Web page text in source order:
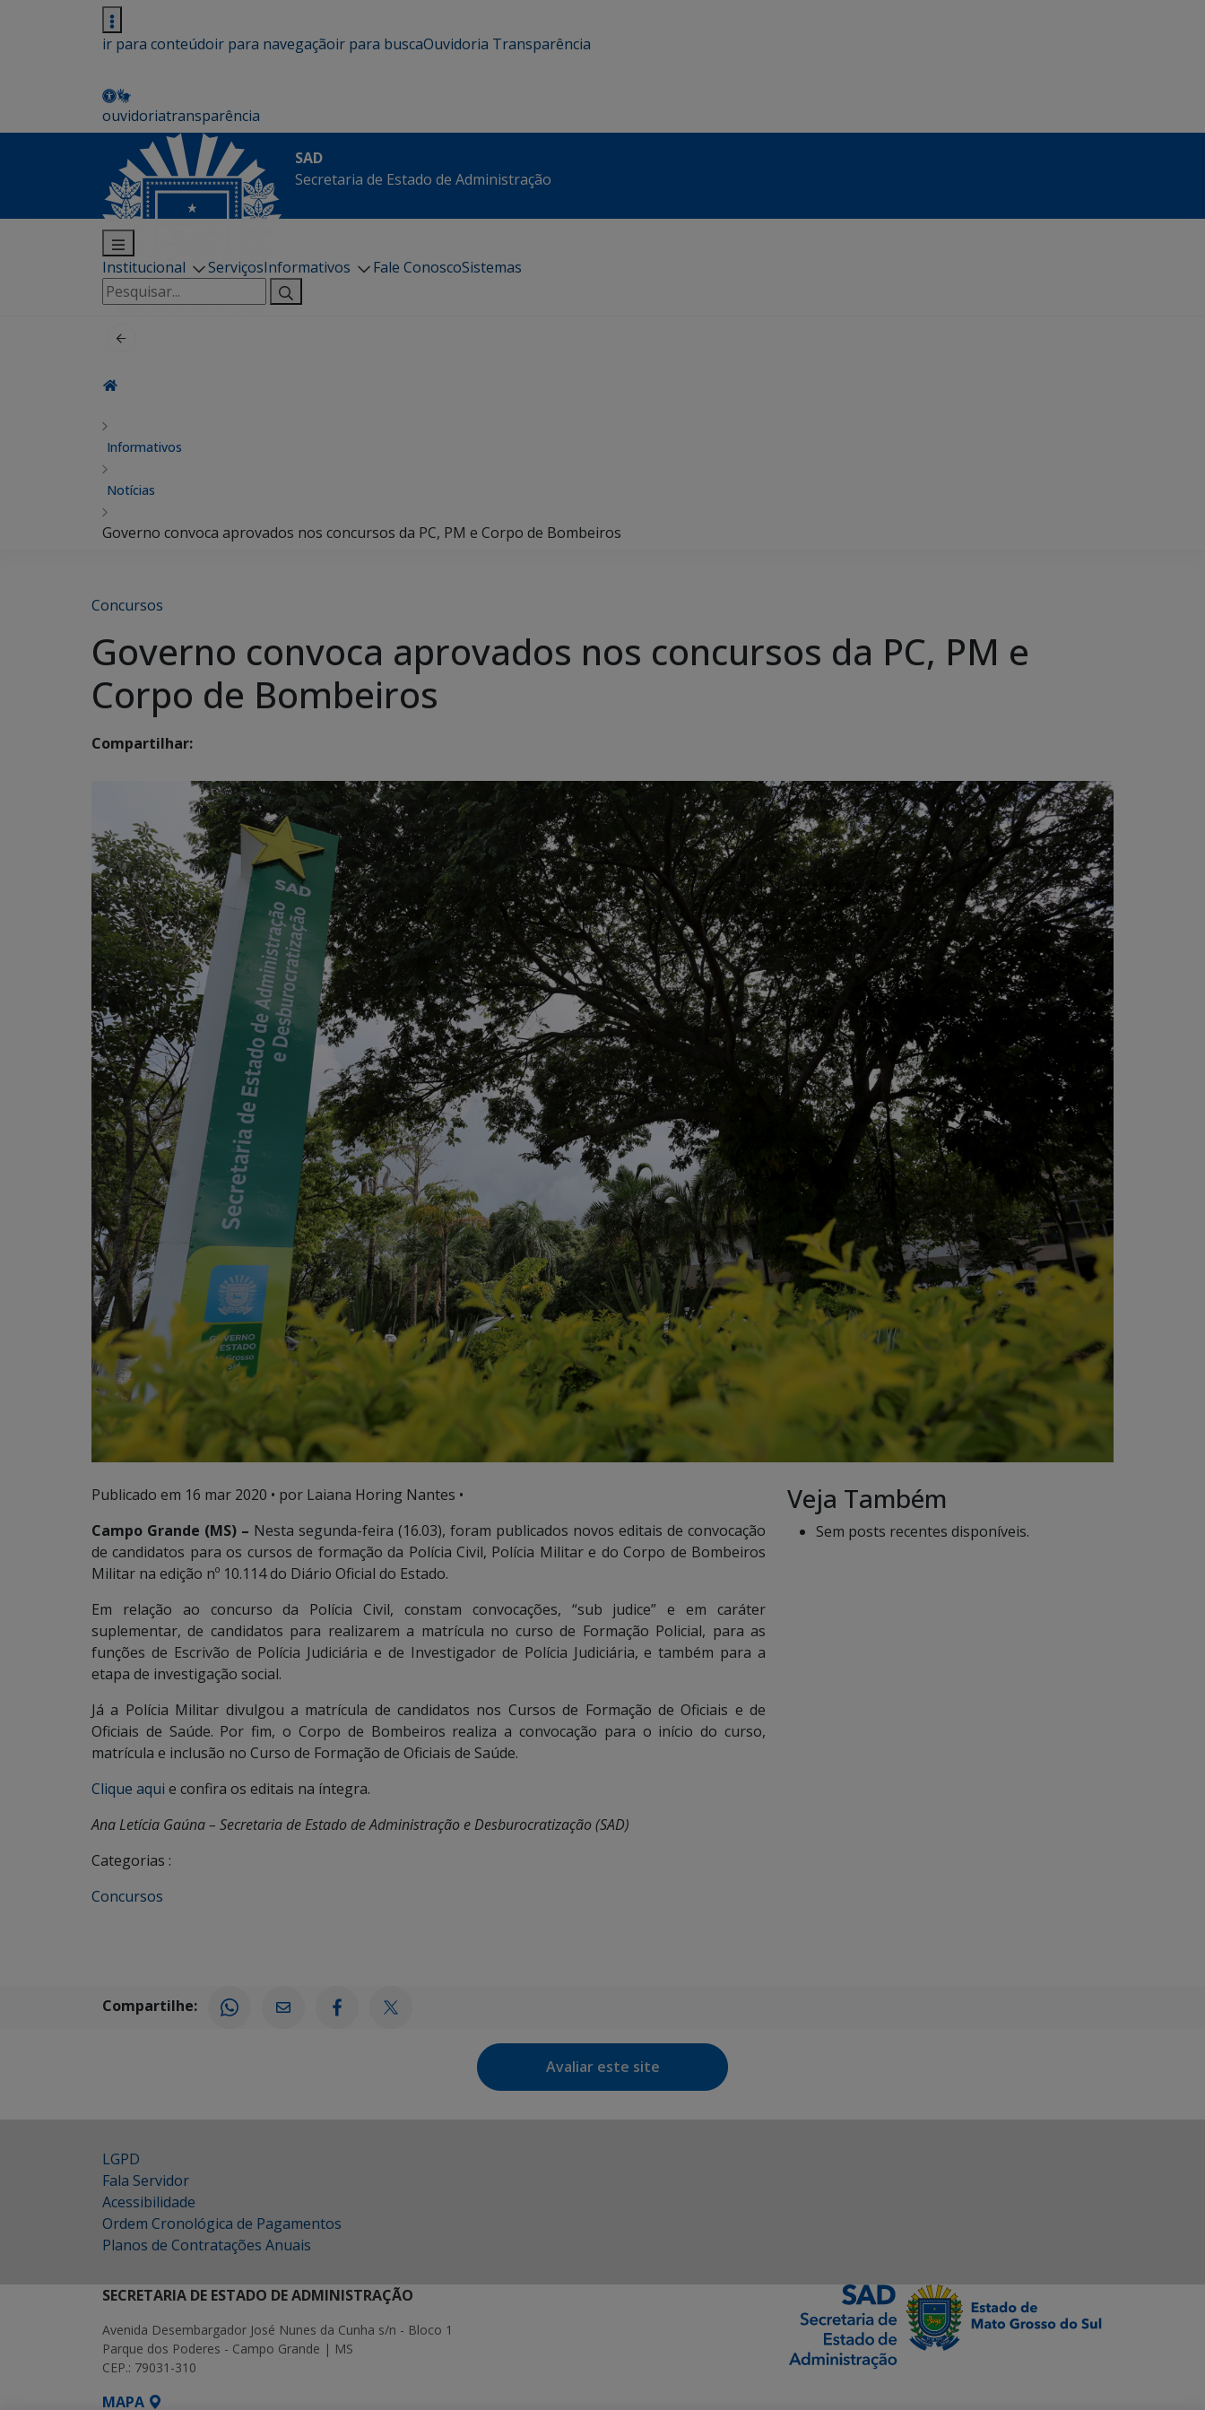
ir para conteúdoir para navegaçãoir para buscaOuvidoria Transparência
ouvidoriatransparência
SAD
Secretaria de Estado de Administração
Institucional ServiçosInformativos Fale ConoscoSistemas
Pesquisar
por:
Informativos
Notícias
Governo convoca aprovados nos concursos da PC, PM e Corpo de Bombeiros
Concursos
Governo convoca aprovados nos concursos da PC, PM e
Corpo de Bombeiros
Compartilhar:
Publicado em 16 mar 2020 • por Laiana Horing Nantes •
Campo Grande (MS) – Nesta segunda-feira (16.03), foram publicados novos editais de convocação
de candidatos para os cursos de formação da Polícia Civil, Polícia Militar e do Corpo de Bombeiros
Militar na edição nº 10.114 do Diário Oficial do Estado.
Em relação ao concurso da Polícia Civil, constam convocações, “sub judice” e em caráter
suplementar, de candidatos para realizarem a matrícula no curso de Formação Policial, para as
funções de Escrivão de Polícia Judiciária e de Investigador de Polícia Judiciária, e também para a
etapa de investigação social.
Já a Polícia Militar divulgou a matrícula de candidatos nos Cursos de Formação de Oficiais e de
Oficiais de Saúde. Por fim, o Corpo de Bombeiros realiza a convocação para o início do curso,
matrícula e inclusão no Curso de Formação de Oficiais de Saúde.
Clique aqui e confira os editais na íntegra.
Ana Letícia Gaúna – Secretaria de Estado de Administração e Desburocratização (SAD)
Categorias :
Concursos
Veja Também
Sem posts recentes disponíveis.
Compartilhe:
Avaliar este site
LGPD
Fala Servidor
Acessibilidade
Ordem Cronológica de Pagamentos
Planos de Contratações Anuais
SECRETARIA DE ESTADO DE ADMINISTRAÇÃO
Avenida Desembargador José Nunes da Cunha s/n - Bloco 1
Parque dos Poderes - Campo Grande | MS
CEP.: 79031-310
MAPA